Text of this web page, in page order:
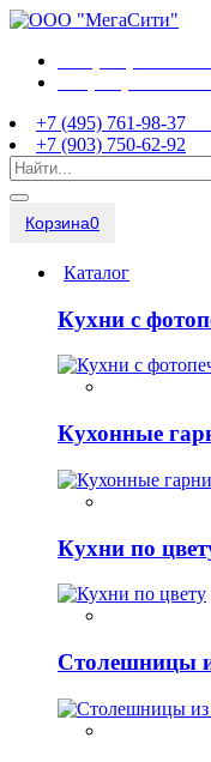
+7 (495) 761-98-37
+7 (903) 750-62-92
Корзина0
Каталог
Кухни с
Кухонные
Кухни по
Столешницы